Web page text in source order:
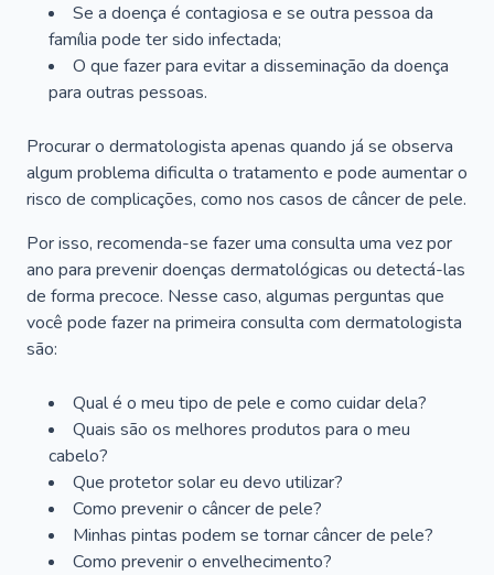
Se a doença é contagiosa e se outra pessoa da
família pode ter sido infectada;
O que fazer para evitar a disseminação da doença
para outras pessoas.
Procurar o dermatologista apenas quando já se observa
algum problema dificulta o tratamento e pode aumentar o
risco de complicações, como nos casos de câncer de pele.
Por isso, recomenda-se fazer uma consulta uma vez por
ano para prevenir doenças dermatológicas ou detectá-las
de forma precoce. Nesse caso, algumas perguntas que
você pode fazer na primeira consulta com dermatologista
são:
Qual é o meu tipo de pele e como cuidar dela?
Quais são os melhores produtos para o meu
cabelo?
Que protetor solar eu devo utilizar?
Como prevenir o câncer de pele?
Minhas pintas podem se tornar câncer de pele?
Como prevenir o envelhecimento?